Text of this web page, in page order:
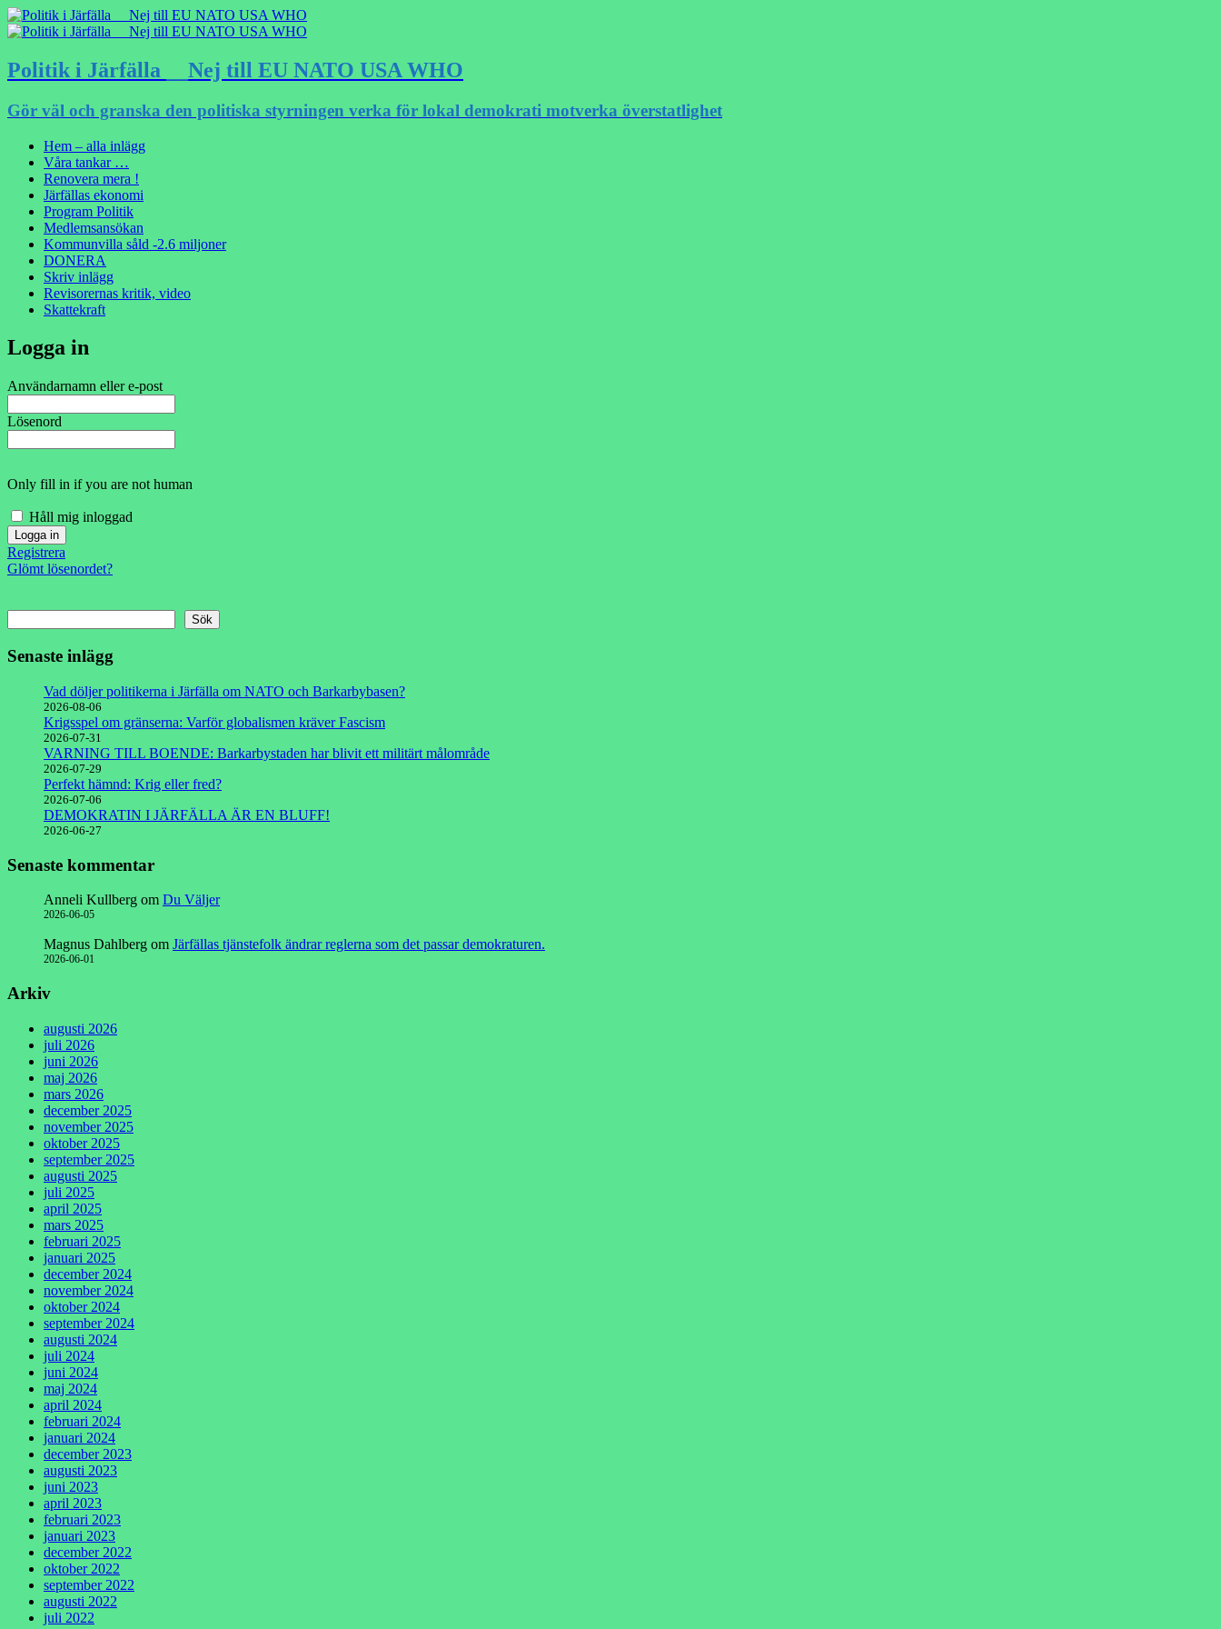
Politik i Järfälla __Nej till EU NATO USA WHO
Gör väl och granska den politiska styrningen verka för lokal demokrati motverka överstatlighet
Hem – alla inlägg
Våra tankar …
Renovera mera !
Järfällas ekonomi
Program Politik
Medlemsansökan
Kommunvilla såld -2.6 miljoner
DONERA
Skriv inlägg
Revisorernas kritik, video
Skattekraft
Logga in
Användarnamn eller e-post
Lösenord
Only fill in if you are not human
Håll mig inloggad
Registrera
Glömt lösenordet?
Sök
Senaste inlägg
Vad döljer politikerna i Järfälla om NATO och Barkarbybasen?
2026-08-06
Krigsspel om gränserna: Varför globalismen kräver Fascism
2026-07-31
VARNING TILL BOENDE: Barkarbystaden har blivit ett militärt målområde
2026-07-29
Perfekt hämnd: Krig eller fred?
2026-07-06
DEMOKRATIN I JÄRFÄLLA ÄR EN BLUFF!
2026-06-27
Senaste kommentar
Anneli Kullberg om Du Väljer
2026-06-05
Magnus Dahlberg om Järfällas tjänstefolk ändrar reglerna som det passar demokraturen.
2026-06-01
Arkiv
augusti 2026
juli 2026
juni 2026
maj 2026
mars 2026
december 2025
november 2025
oktober 2025
september 2025
augusti 2025
juli 2025
april 2025
mars 2025
februari 2025
januari 2025
december 2024
november 2024
oktober 2024
september 2024
augusti 2024
juli 2024
juni 2024
maj 2024
april 2024
februari 2024
januari 2024
december 2023
augusti 2023
juni 2023
april 2023
februari 2023
januari 2023
december 2022
oktober 2022
september 2022
augusti 2022
juli 2022